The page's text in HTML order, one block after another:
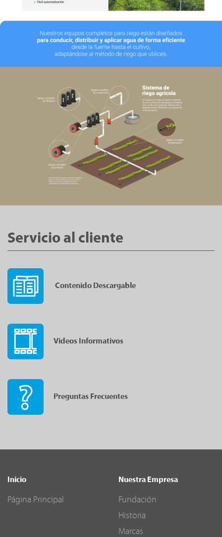
Servicio al cliente
Contenido Descargable
Videos Informativos
Preguntas Frecuentes
Inicio
Página Principal
Nuestra Empresa
Fundación
Historia
Marcas